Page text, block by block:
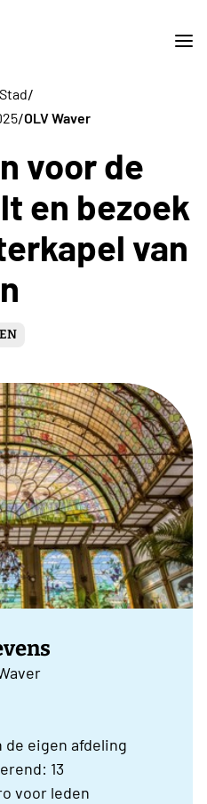
/
/OLV Waver
voor de
en bezoek
van
de eigen afdeling
13
voor leden